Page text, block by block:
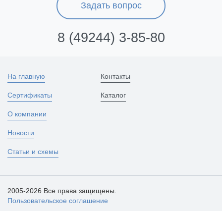
Задать вопрос
8 (49244) 3-85-80
На главную
Сертификаты
О компании
Новости
Статьи и схемы
Контакты
Каталог
2005-2026 Все права защищены.
Пользовательское соглашение